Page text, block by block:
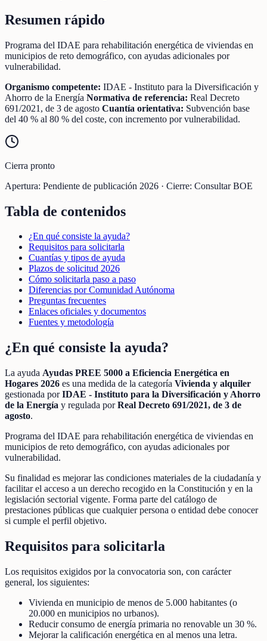
Resumen rápido
Programa del IDAE para rehabilitación energética de viviendas en
municipios de reto demográfico, con ayudas adicionales por
vulnerabilidad.
Organismo competente: IDAE - Instituto para la Diversificación y
Ahorro de la Energía Normativa de referencia: Real Decreto
691/2021, de 3 de agosto Cuantía orientativa: Subvención base
del 40 % al 80 % del coste, con incremento por vulnerabilidad.
Cierra pronto
Apertura: Pendiente de publicación 2026 · Cierre: Consultar BOE
Tabla de contenidos
¿En qué consiste la ayuda?
Requisitos para solicitarla
Cuantías y tipos de ayuda
Plazos de solicitud 2026
Cómo solicitarla paso a paso
Diferencias por Comunidad Autónoma
Preguntas frecuentes
Enlaces oficiales y documentos
Fuentes y metodología
¿En qué consiste la ayuda?
La ayuda Ayudas PREE 5000 a Eficiencia Energética en
Hogares 2026 es una medida de la categoría Vivienda y alquiler
gestionada porIDAE - Instituto para la Diversificación y Ahorro
de la Energía y regulada porReal Decreto 691/2021, de 3 de
agosto.
Programa del IDAE para rehabilitación energética de viviendas en
municipios de reto demográfico, con ayudas adicionales por
vulnerabilidad.
Su finalidad es mejorar las condiciones materiales de la ciudadanía y
facilitar el acceso a un derecho recogido en la Constitución y en la
legislación sectorial vigente. Forma parte del catálogo de
prestaciones públicas que cualquier persona o entidad debe conocer
si cumple el perfil objetivo.
Requisitos para solicitarla
Los requisitos exigidos por la convocatoria son, con carácter
general, los siguientes:
Vivienda en municipio de menos de 5.000 habitantes (o
20.000 en municipios no urbanos).
Reducir consumo de energía primaria no renovable un 30 %.
Mejorar la calificación energética en al menos una letra.